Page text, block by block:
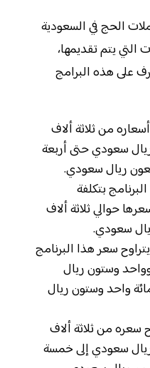
الحج في السعودية
التي يتم تقديمها،
على هذه البرامج
من ثلاثة ألاف
سعودي حتى أربعة
ريال سعودي.
بتكلفة
حوالي ثلاثة ألاف
سعودي.
سعر هذا البرنامج
وستون ريال
واحد وستون ريال
سعره من ثلاثة ألاف
سعودي إلى خمسة